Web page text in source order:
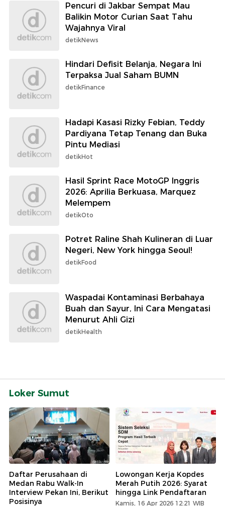
Pencuri di Jakbar Sempat Mau
Balikin Motor Curian Saat Tahu
Wajahnya Viral
detikNews
Hindari Defisit Belanja, Negara Ini
Terpaksa Jual Saham BUMN
detikFinance
Hadapi Kasasi Rizky Febian, Teddy
Pardiyana Tetap Tenang dan Buka
Pintu Mediasi
detikHot
Hasil Sprint Race MotoGP Inggris
2026: Aprilia Berkuasa, Marquez
Melempem
detikOto
Potret Raline Shah Kulineran di Luar
Negeri, New York hingga Seoul!
detikFood
Waspadai Kontaminasi Berbahaya
Buah dan Sayur, Ini Cara Mengatasi
Menurut Ahli Gizi
detikHealth
Loker Sumut
Daftar Perusahaan di
Medan Rabu Walk-In
Interview Pekan Ini, Berikut
Posisinya
Lowongan Kerja Kopdes
Merah Putih 2026: Syarat
hingga Link Pendaftaran
Kamis, 16 Apr 2026 12:21 WIB